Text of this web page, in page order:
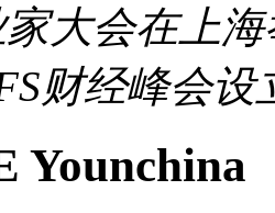
大会在上
财经峰会设
Younchina